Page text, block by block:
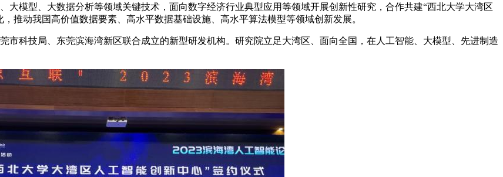
大模型、大数据分析等领域关键技术，面向数字经济行业典型应用等领域开展创新性研究，合作共建“西北大学大湾区
推动我国高价值数据要素、高水平数据基础设施、高水平算法模型等领域创新发展。
市科技局、东莞滨海湾新区联合成立的新型研发机构。研究院立足大湾区、面向全国，在人工智能、大模型、先进制造